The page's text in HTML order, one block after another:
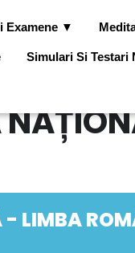
Examene ▼
Simulari Si Testari
- LIMBA